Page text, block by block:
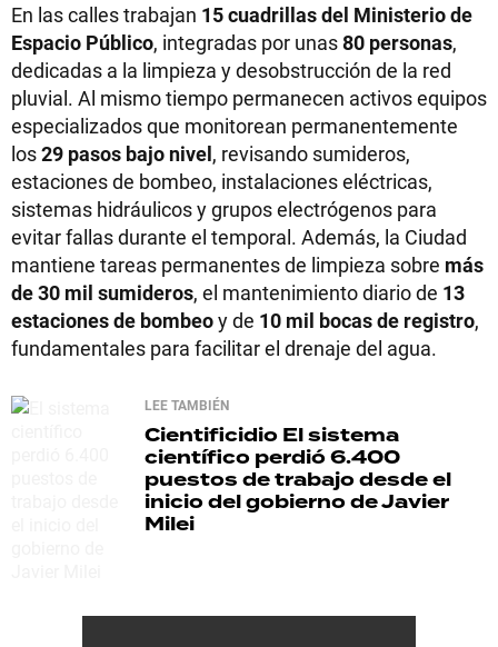
En las calles trabajan 15 cuadrillas del Ministerio de
Espacio Público, integradas por unas80 personas,
dedicadas a la limpieza y desobstrucción de la red
pluvial. Al mismo tiempo permanecen activos equipos
especializados que monitorean permanentemente
los29 pasos bajo nivel, revisando sumideros,
estaciones de bombeo, instalaciones eléctricas,
sistemas hidráulicos y grupos electrógenos para
evitar fallas durante el temporal. Además, la Ciudad
mantiene tareas permanentes de limpieza sobre más
de 30 mil sumideros, el mantenimiento diario de 13
estaciones de bombeoy de 10 mil bocas de registro,
fundamentales para facilitar el drenaje del agua.
LEE TAMBIÉN
Cientificidio El sistema
científico perdió 6.400
puestos de trabajo desde el
inicio del gobierno de Javier
Milei